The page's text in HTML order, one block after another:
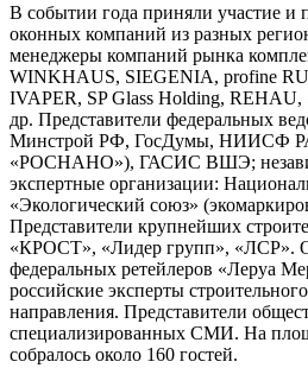
В событии года приняли участие и
оконных компаний из разных
менеджеры компаний рынка
WINKHAUS, SIEGENIA, profine
IVAPER, SP Glass Holding,
др. Представители федеральных
Минстрой РФ, ГосДумы, НИИСФ
«РОСНАНО»), ГАСИС ВШЭ;
экспертные организации:
«Экологический союз»
Представители крупнейших
«КРОСТ», «Лидер групп», «ЛСР».
федеральных ретейлеров «Леруа
российские эксперты
направления. Представители
специализированных СМИ. На
собралось около 160 гостей.